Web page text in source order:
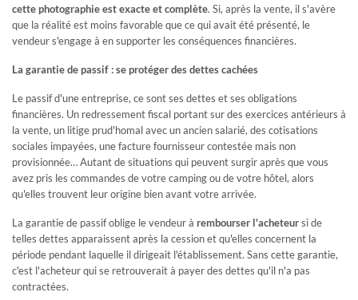
Retrouvez des articles sur l'hôtellerie et le camping, participez à
des webinaires… GRAVITAO vous tient au courant des actualités
du marché.
LES VIDÉOS DE TÉMOIGNAGES
CLIENTS
Ils ont acheté ou vendu leur établissement avec GRAVITAO.
Ils partagent leur expérience en vidéo.
ARTICLES PRATIQUES & PARTAGES
D'EXPÉRIENCES
Découvrez des articles utiles rédigés par nos conseillers
LES AVIS DES CLIENTS DE
GRAVITAO
cette photographie est exacte et complète. Si, après la vente, il s'avère
que la réalité est moins favorable que ce qui avait été présenté, le
vendeur s'engage à en supporter les conséquences financières.
La garantie de passif : se protéger des dettes cachées
Le passif d'une entreprise, ce sont ses dettes et ses obligations
financières. Un redressement fiscal portant sur des exercices antérieurs à
la vente, un litige prud'homal avec un ancien salarié, des cotisations
sociales impayées, une facture fournisseur contestée mais non
provisionnée… Autant de situations qui peuvent surgir après que vous
avez pris les commandes de votre camping ou de votre hôtel, alors
qu'elles trouvent leur origine bien avant votre arrivée.
La garantie de passif oblige le vendeur à rembourser l'acheteursi de
telles dettes apparaissent après la cession et qu'elles concernent la
période pendant laquelle il dirigeait l'établissement. Sans cette garantie,
c'est l'acheteur qui se retrouverait à payer des dettes qu'il n'a pas
contractées.